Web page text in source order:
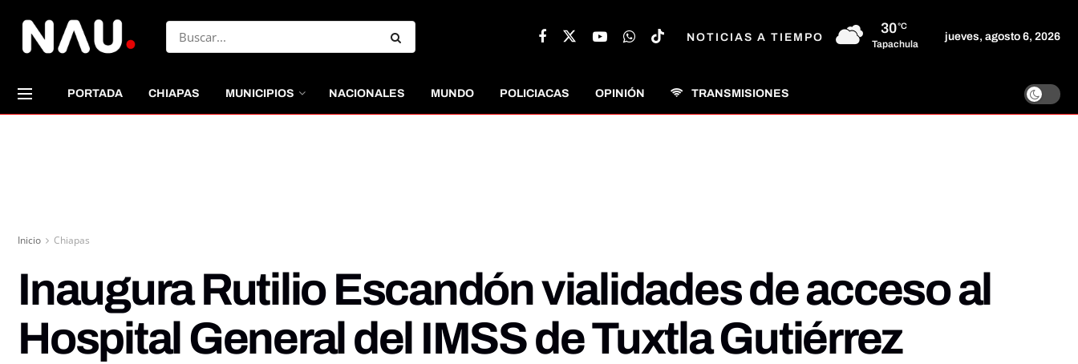
NOTICIAS A TIEMPO
30°C
Tapachula
jueves, agosto 6, 2026
PORTADA CHIAPAS MUNICIPIOS NACIONALES MUNDO POLICIACAS OPINIÓN TRANSMISIONES
Inicio Chiapas
Inaugura Rutilio Escandón vialidades de acceso al
Hospital General del IMSS de Tuxtla Gutiérrez